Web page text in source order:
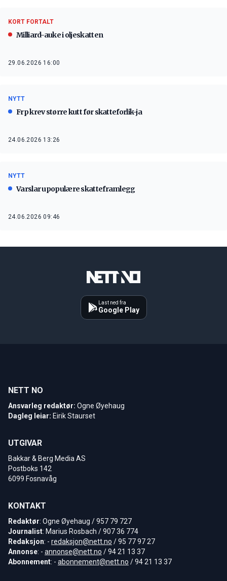
KORT FORTALT
Milliard-auke i oljeskatten
29.06.2026 16:00
NYTT
Frp krev større kutt før skatteforlik-ja
24.06.2026 13:26
NYTT
Varslar upopulære skatteframlegg
24.06.2026 09:46
Last ned fra
Google Play
NETT NO
Ansvarleg redaktør: Ogne Øyehaug
Dagleg leiar: Eirik Staurset
UTGIVAR
Bakkar & Berg Media AS
Postboks 142
6099 Fosnavåg
KONTAKT
Redaktør: Ogne Øyehaug / 957 79 727
Journalist: Marius Rosbach / 907 36 774
Redaksjon: - redaksjon@nett.no / 95 77 97 27
Annonse: - annonse@nett.no / 94 21 13 37
Abonnement: - abonnement@nett.no / 94 21 13 37